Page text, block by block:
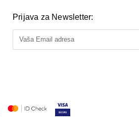
Prijava za Newsletter: